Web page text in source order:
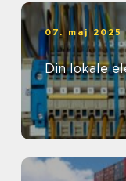
07. maj 2025
Din lokale